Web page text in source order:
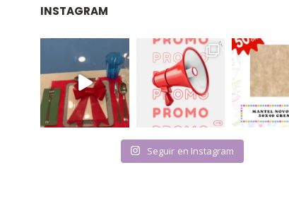
INSTAGRAM
Seguir en Instagram